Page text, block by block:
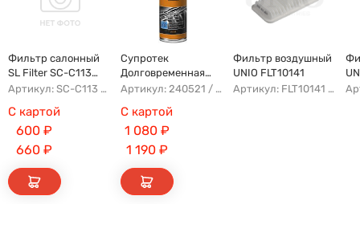
Фильтр салонный
SL Filter SC-C113
(AG779CF)
Артикул: SC-C113 AFW1107 8104400XKZ96A AG779CF
С картой
600 ₽
660 ₽
Супротек
Долговременная
Промывка
Артикул: 240521 / 122929
С картой
1 080₽
1 190₽
Фильтр воздушный
UNIO FLT10141
Артикул: FLT10141 AFAD087 AG302ECO AP142/3